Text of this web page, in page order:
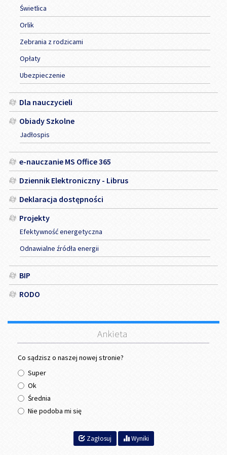
Świetlica
Orlik
Zebrania z rodzicami
Opłaty
Ubezpieczenie
Dla nauczycieli
Obiady Szkolne
Jadłospis
e-nauczanie MS Office 365
Dziennik Elektroniczny - Librus
Deklaracja dostępności
Projekty
Efektywność energetyczna
Odnawialne źródła energii
BIP
RODO
Ankieta
Co sądzisz o naszej nowej stronie?
Super
Ok
Średnia
Nie podoba mi się
Zagłosuj Wyniki